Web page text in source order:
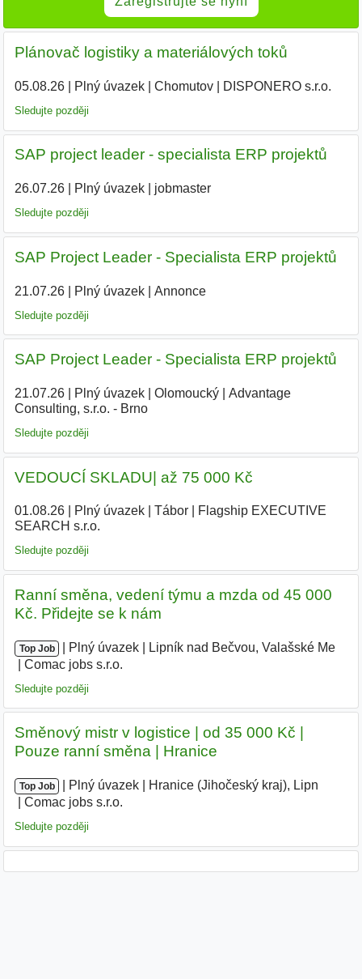
Plánovač logistiky a materiálových toků
05.08.26| Plný úvazek| Chomutov| DISPONERO s.r.o.
Sledujte později
SAP project leader - specialista ERP projektů
26.07.26| Plný úvazek| jobmaster
Sledujte později
SAP Project Leader - Specialista ERP projektů
21.07.26| Plný úvazek| Annonce
Sledujte později
SAP Project Leader - Specialista ERP projektů
21.07.26| Plný úvazek| Olomoucký|
Advantage
Consulting, s.r.o. - Brno
Sledujte později
VEDOUCÍ SKLADU| až 75 000 Kč
01.08.26| Plný úvazek| Tábor|
Flagship EXECUTIVE
SEARCH s.r.o.
Sledujte později
Ranní směna, vedení týmu a mzda od 45 000
Kč. Přidejte se k nám
Top Job Plný úvazek Lipník nad Bečvou, Valašské Me
Comac jobs s.r.o.
Sledujte později
Směnový mistr v logistice | od 35 000 Kč |
Pouze ranní směna | Hranice
Top Job Plný úvazek Hranice (Jihočeský kraj), Lipn
Comac jobs s.r.o.
Sledujte později